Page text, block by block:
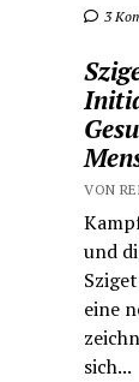
3
VON
und
eine
sich...